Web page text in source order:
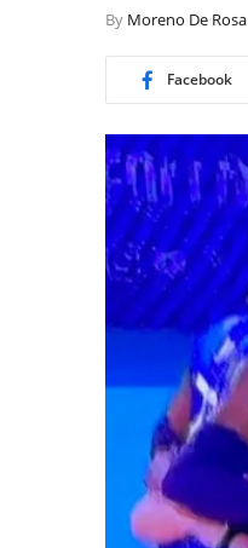
By Moreno De Rosa
Facebook